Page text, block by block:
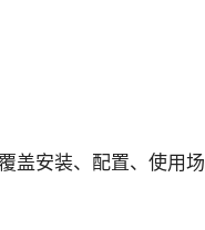
盖安装、配置、使用场